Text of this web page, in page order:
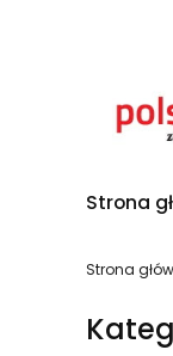
Strona
Strona